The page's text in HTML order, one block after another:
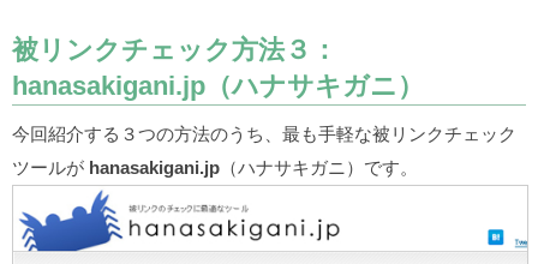
被リンクチェック方法３：
hanasakigani.jp（ハナサキガニ）
今回紹介する３つの方法のうち、最も手軽な被リンクチェック
ツールが hanasakigani.jp （ハナサキガニ）です。